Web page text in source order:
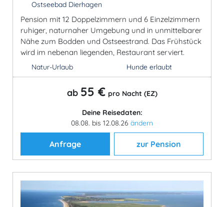
Ostseebad Dierhagen
Pension mit 12 Doppelzimmern und 6 Einzelzimmern
ruhiger, naturnaher Umgebung und in unmittelbarer
Nähe zum Bodden und Ostseestrand. Das Frühstück
wird im nebenan liegenden, Restaurant serviert.
Natur-Urlaub Hunde erlaubt
ab 55 € pro Nacht (EZ)
Deine Reisedaten:
08.08. bis 12.08.26 ändern
Anfrage zur Pension